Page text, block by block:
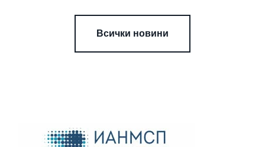
Всички новини